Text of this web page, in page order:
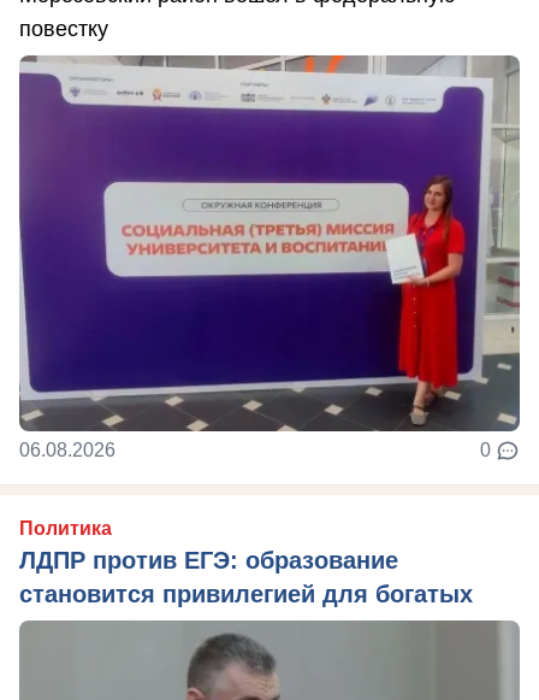
повестку
06.08.2026 0
Политика
ЛДПР против ЕГЭ: образование
становится привилегией для богатых